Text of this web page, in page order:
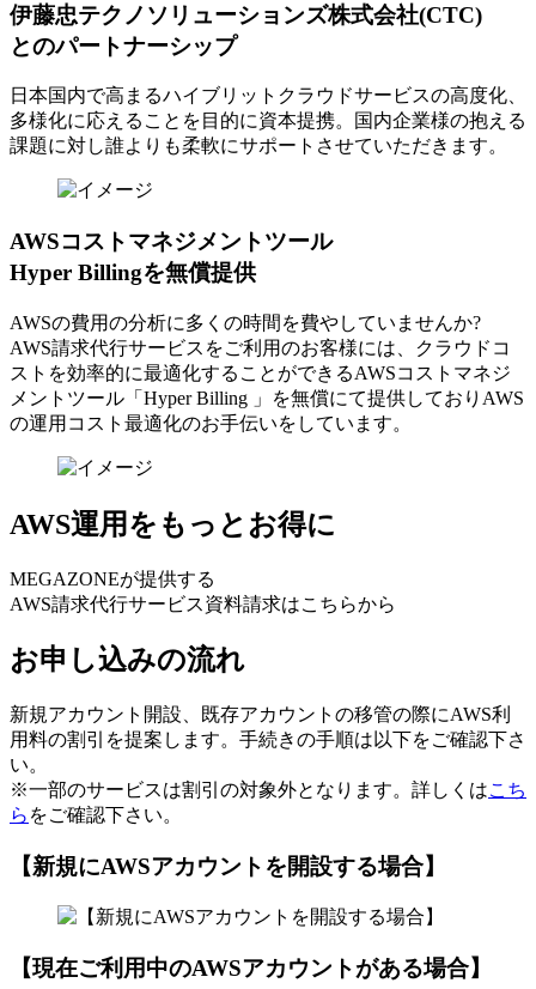
伊藤忠テクノソリューションズ株式会社(CTC)
とのパートナーシップ
日本国内で高まるハイブリットクラウドサービスの高度化、
多様化に応えることを目的に資本提携。国内企業様の抱える
課題に対し誰よりも柔軟にサポートさせていただきます。
AWSコストマネジメントツール
Hyper Billingを無償提供
AWSの費⽤の分析に多くの時間を費やしていませんか?
AWS請求代⾏サービスをご利⽤のお客様には、クラウドコ
ストを効率的に最適化することができるAWSコストマネジ
メントツール「Hyper Billing 」を無償にて提供しておりAWS
の運⽤コスト最適化のお⼿伝いをしています。
AWS運用をもっとお得に
MEGAZONEが提供する
AWS請求代行サービス資料請求はこちらから
お申し込みの流れ
新規アカウント開設、既存アカウントの移管の際にAWS利
用料の割引を提案します。手続きの手順は以下をご確認下さ
い。
※一部のサービスは割引の対象外となります。詳しくはこち
ら をご確認下さい。
【新規にAWSアカウントを開設する場合】
【現在ご利用中のAWSアカウントがある場合】